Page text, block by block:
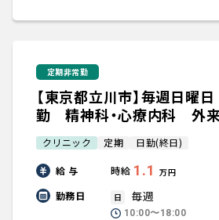
定期非常勤
【東京都立川市】毎週日
勤 精神科・心療内科 外来
クリニック 定期 日勤(終日)
給 与 時給 1.1 万円
勤務日 日 毎週
10:00〜18:00